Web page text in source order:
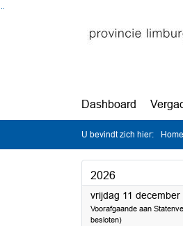
Dashboard
U bevindt zich hier: Home
2026
vrijdag 11 december
Voorafgaande aan
besloten)